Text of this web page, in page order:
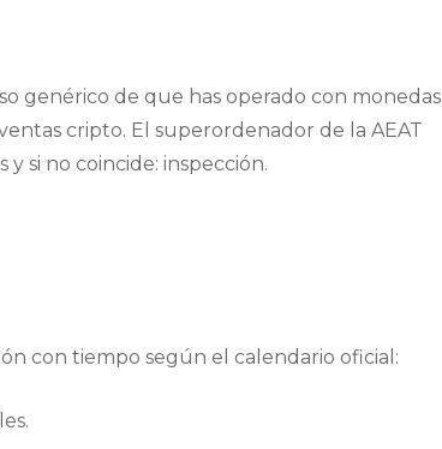
genérico de que has operado con monedas
cripto. El superordenador de la AEAT
si no coincide: inspección.
con tiempo según el calendario oficial: